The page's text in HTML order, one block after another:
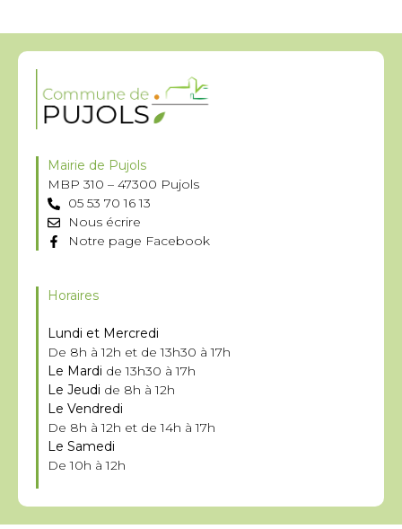
Mairie de Pujols
MBP 310 – 47300 Pujols
05 53 70 16 13
Nous écrire
Notre page Facebook
Horaires
Lundi et Mercredi
De 8h à 12h et de 13h30 à 17h
Le Mardi de 13h30 à 17h
Le Jeudi de 8h à 12h
Le Vendredi
De 8h à 12h et de 14h à 17h
Le Samedi
De 10h à 12h